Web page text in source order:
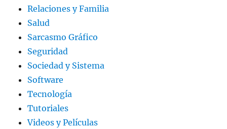
Relaciones y Familia
Salud
Sarcasmo Gráfico
Seguridad
Sociedad y Sistema
Software
Tecnología
Tutoriales
Videos y Películas